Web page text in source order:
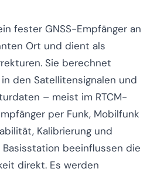
fester GNSS-Empfänger an
Ort und dient als
Sie berechnet
den Satellitensignalen und
– meist im RTCM-
per Funk, Mobilfunk
Kalibrierung und
beeinflussen die
direkt. Es werden